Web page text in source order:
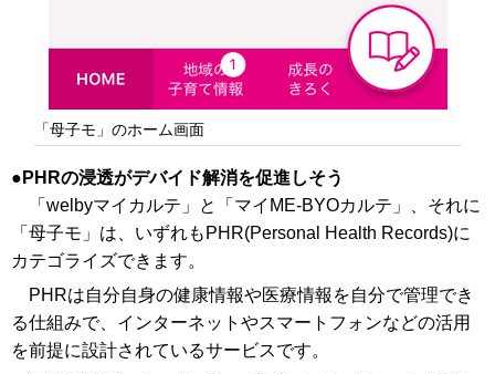
「母子モ」のホーム画面
PHRの浸透がデバイド解消を促進しそう
「welbyマイカルテ」と「マイME-BYOカルテ」、それに
「母子モ」は、いずれもPHR(Personal Health Records)に
カテゴライズできます。
PHRは自分自身の健康情報や医療情報を自分で管理でき
る仕組みで、インターネットやスマートフォンなどの活用
を前提に設計されているサービスです。